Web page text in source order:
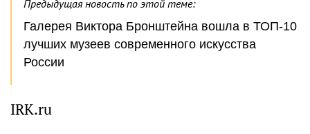
Предыдущая новость по этой теме:
Галерея Виктора Бронштейна вошла в ТОП-10
лучших музеев современного искусства
России
IRK.ru